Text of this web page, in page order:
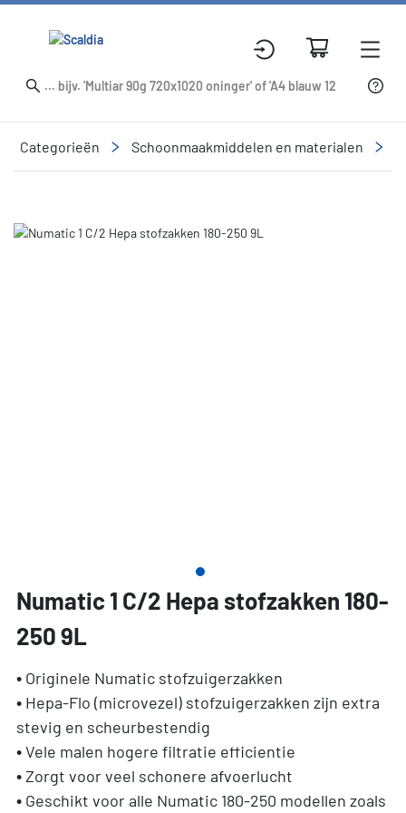
Categorieën Schoonmaakmiddelen en materialen
Slide 1 of 1
Numatic 1 C/2 Hepa stofzakken 180-
250 9L
• Originele Numatic stofzuigerzakken
• Hepa-Flo (microvezel) stofzuigerzakken zijn extra
stevig en scheurbestendig
• Vele malen hogere filtratie efficientie
• Zorgt voor veel schonere afvoerlucht
• Geschikt voor alle Numatic 180-250 modellen zoals